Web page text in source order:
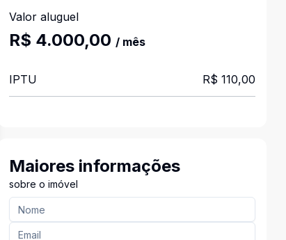
Valor aluguel
R$ 4.000,00 / mês
IPTU R$ 110,00
Maiores informações
sobre o imóvel